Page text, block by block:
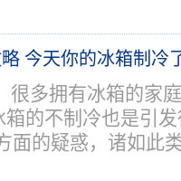
今天你的冰箱制冷
很多拥有冰箱的家
箱的不制冷也是引
面的疑惑，诸如此